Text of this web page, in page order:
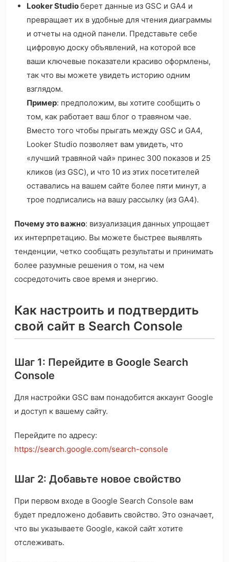
Looker Studioберет данные из GSC и GA4 и
превращает их в удобные для чтения диаграммы
и отчеты на одной панели. Представьте себе
цифровую доску объявлений, на которой все
ваши ключевые показатели красиво оформлены,
так что вы можете увидеть историю одним
взглядом.
Пример: предположим, вы хотите сообщить о
том, как работает ваш блог о травяном чае.
Вместо того чтобы прыгать между GSC и GA4,
Looker Studio позволяет вам увидеть, что
«лучший травяной чай» принес 300 показов и 25
кликов (из GSC), и что 10 из этих посетителей
оставались на вашем сайте более пяти минут, а
трое подписались на вашу рассылку (из GA4).
Почему это важно: визуализация данных упрощает
их интерпретацию. Вы можете быстрее выявлять
тенденции, четко сообщать результаты и принимать
более разумные решения о том, на чем
сосредоточить свое время и энергию.
Как настроить и подтвердить
свой сайт в Search Console
Шаг 1: Перейдите в Google Search
Console
Для настройки GSC вам понадобится аккаунт Google
и доступ к вашему сайту.
Перейдите по адресу:
https://search.google.com/search-console
Шаг 2: Добавьте новое свойство
При первом входе в Google Search Console вам
будет предложено добавить свойство. Это означает,
что вы указываете Google, какой сайт хотите
отслеживать.